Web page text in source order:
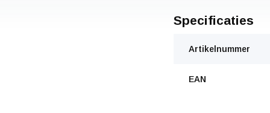
Specificaties
Artikelnummer
EAN